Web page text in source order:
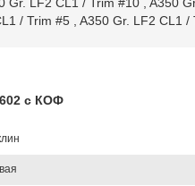
/ Trim #5, A350 Gr. LF2 CL1 /
602 с КОФ